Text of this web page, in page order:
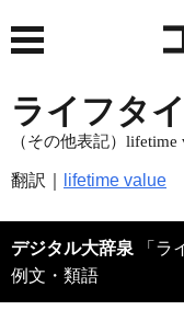
ライフタ
（その他表記）lifetime
翻訳｜ lifetime value
デジタル大辞泉 「ラ
例文・類語